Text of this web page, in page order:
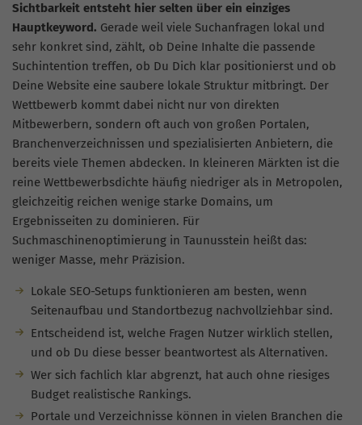
Sichtbarkeit entsteht hier selten über ein einziges
Hauptkeyword. Gerade weil viele Suchanfragen lokal und
sehr konkret sind, zählt, ob Deine Inhalte die passende
Suchintention treffen, ob Du Dich klar positionierst und ob
Deine Website eine saubere lokale Struktur mitbringt. Der
Wettbewerb kommt dabei nicht nur von direkten
Mitbewerbern, sondern oft auch von großen Portalen,
Branchenverzeichnissen und spezialisierten Anbietern, die
bereits viele Themen abdecken. In kleineren Märkten ist die
reine Wettbewerbsdichte häufig niedriger als in Metropolen,
gleichzeitig reichen wenige starke Domains, um
Ergebnisseiten zu dominieren. Für
Suchmaschinenoptimierung in Taunusstein heißt das:
weniger Masse, mehr Präzision.
Lokale SEO-Setups funktionieren am besten, wenn
Seitenaufbau und Standortbezug nachvollziehbar sind.
Entscheidend ist, welche Fragen Nutzer wirklich stellen,
und ob Du diese besser beantwortest als Alternativen.
Wer sich fachlich klar abgrenzt, hat auch ohne riesiges
Budget realistische Rankings.
Portale und Verzeichnisse können in vielen Branchen die